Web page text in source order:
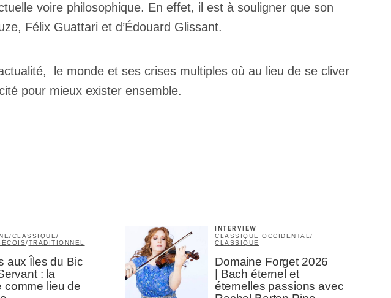
voire philosophique. En effet, il est à souligner que son
Félix Guattari et d’Édouard Glissant.
le monde et ses crises multiples où au lieu de se cliver
pour mieux exister ensemble.
/CLASSIQUE/
/TRADITIONNEL
aux Îles du Bic
: la
comme lieu de
INTERVIEW
CLASSIQUE OCCIDENTAL /
CLASSIQUE
Domaine Forget 2026
| Bach éternel et
éternelles passions avec